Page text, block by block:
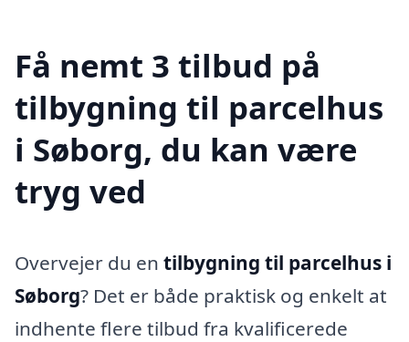
Få nemt 3 tilbud på
tilbygning til parcelhus
i Søborg, du kan være
tryg ved
Overvejer du en tilbygning til parcelhus i
Søborg? Det er både praktisk og enkelt at
indhente flere tilbud fra kvalificerede